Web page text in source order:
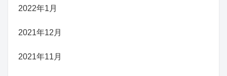
2022年1月
2021年12月
2021年11月